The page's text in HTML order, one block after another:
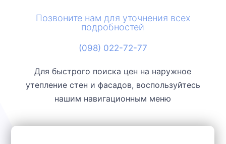
Позвоните нам для уточнения всех
подробностей
(098) 022-72-77
Для быстрого поиска цен на наружное
утепление стен и фасадов, воспользуйтесь
нашим навигационным меню